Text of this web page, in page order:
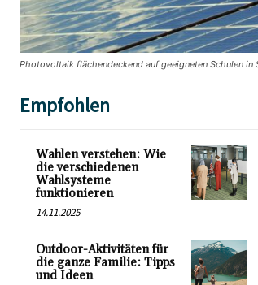
Photovoltaik flächendeckend auf geeigneten Schulen
Empfohlen
Wahlen verstehen: Wie
die verschiedenen
Wahlsysteme
funktionieren
14.11.2025
Outdoor-Aktivitäten für
die ganze Familie: Tipps
und Ideen